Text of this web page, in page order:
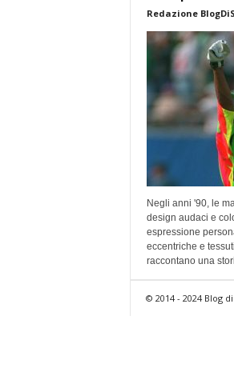
Redazione
Negli anni '90, le
design audaci e
espressione
eccentriche e
raccontano una
© 2014 - 2024 Blog